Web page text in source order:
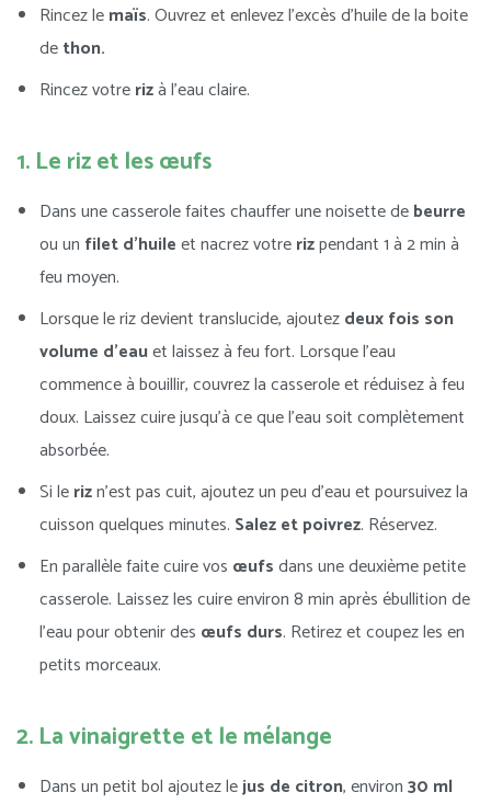
Rincez lemaïs. Ouvrez et enlevez l’excès d’huile de la boite
dethon.
Rincez votrerizà l’eau claire.
1. Le riz et les œufs
Dans une casserole faites chauffer une noisette debeurre
ou un filet d’huileet nacrez votrerizpendant 1 à 2 min à
feu moyen.
Lorsque le riz devient translucide, ajoutezdeux fois son
volume d’eauet laissez à feu fort. Lorsque l’eau
commence à bouillir, couvrez la casserole et réduisez à feu
doux. Laissez cuire jusqu’à ce que l’eau soit complètement
absorbée.
Si lerizn’est pas cuit, ajoutez un peu d’eau et poursuivez la
cuisson quelques minutes. Salez et poivrez. Réservez.
En parallèle faite cuire vos œufsdans une deuxième petite
casserole. Laissez les cuire environ 8 min après ébullition de
l’eau pour obtenir des œufs durs. Retirez et coupez les en
petits morceaux.
2. La vinaigrette et le mélange
Dans un petit bol ajoutez lejus de citron, environ30 ml